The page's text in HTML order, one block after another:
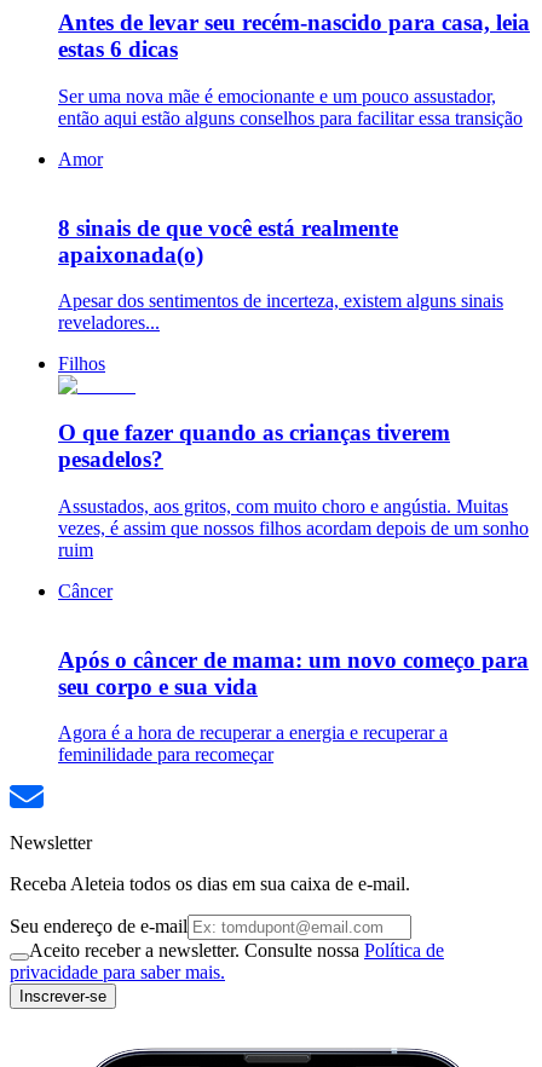
Antes de levar seu recém-nascido para casa, leia
estas 6 dicas
Ser uma nova mãe é emocionante e um pouco assustador,
então aqui estão alguns conselhos para facilitar essa transição
Amor
8 sinais de que você está realmente
apaixonada(o)
Apesar dos sentimentos de incerteza, existem alguns sinais
reveladores...
Filhos
O que fazer quando as crianças tiverem
pesadelos?
Assustados, aos gritos, com muito choro e angústia. Muitas
vezes, é assim que nossos filhos acordam depois de um sonho
ruim
Câncer
Após o câncer de mama: um novo começo para
seu corpo e sua vida
Agora é a hora de recuperar a energia e recuperar a
feminilidade para recomeçar
Newsletter
Receba Aleteia todos os dias em sua caixa de e-mail.
Seu endereço de e-mail
Aceito receber a newsletter. Consulte nossa Política de
privacidade para saber mais.
Inscrever-se